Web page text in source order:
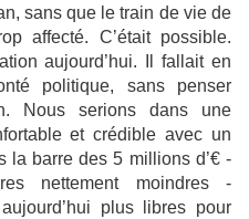
sans que le train de vie de
affecté. C’était possible.
aujourd’hui. Il fallait en
politique, sans penser
Nous serions dans une
et crédible avec un
la barre des 5 millions d’€ -
nettement moindres -
plus libres pour